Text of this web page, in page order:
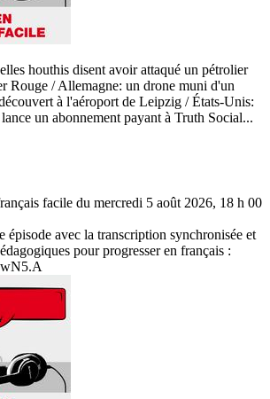
houthis disent avoir attaqué un pétrolier
Rouge / Allemagne: un drone muni d'un
à l'aéroport de Leipzig / États-Unis:
un abonnement payant à Truth Social...
facile du mercredi 5 août 2026, 18 h 00
épisode avec la transcription synchronisée et
pour progresser en français :